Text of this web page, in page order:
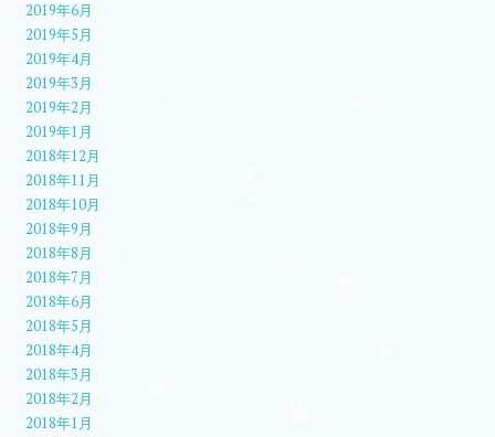
2019年6月
2019年5月
2019年4月
2019年3月
2019年2月
2019年1月
2018年12月
2018年11月
2018年10月
2018年9月
2018年8月
2018年7月
2018年6月
2018年5月
2018年4月
2018年3月
2018年2月
2018年1月